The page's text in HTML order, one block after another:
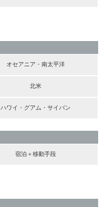
オセアニア・南太平洋
北米
ハワイ・グアム・サイパン
宿泊＋移動手段